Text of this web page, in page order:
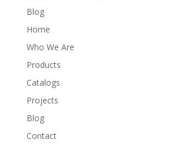
Blog
Home
Who We Are
Products
Catalogs
Projects
Blog
Contact